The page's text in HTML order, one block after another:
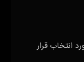
انتخاب قرار